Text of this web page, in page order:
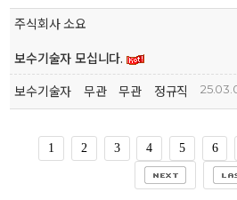
주식회사 소요
보수기술자 모십니다.
보수기술자 무관 무관 정규직
1 2 3 4 5 6